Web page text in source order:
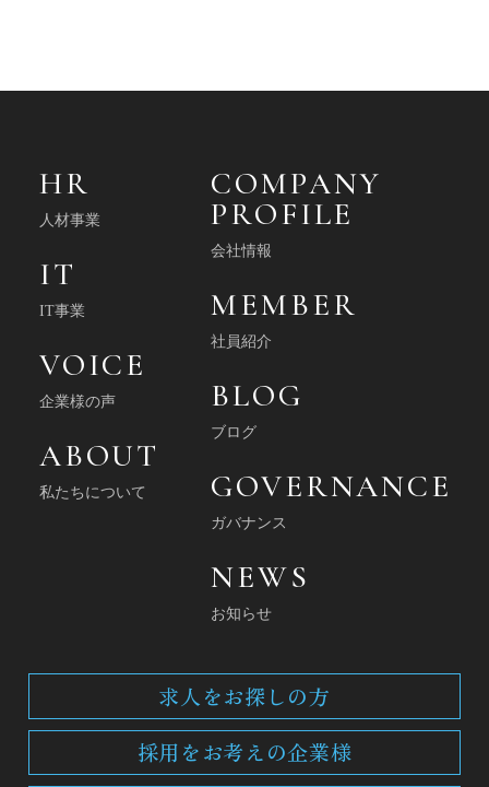
HR
人材事業
IT
IT事業
VOICE
企業様の声
ABOUT
私たちについて
COMPANY
PROFILE
会社情報
MEMBER
社員紹介
BLOG
ブログ
GOVERNANCE
ガバナンス
NEWS
お知らせ
求人をお探しの方
採用をお考えの企業様
GOVERNANCE
ガバナンス
NEWS
CONTACT